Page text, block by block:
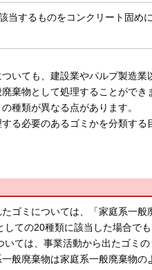
当するものをコンクリート固め
いても、建設業やパルプ製造業
棄物として処理することができ
種類が異なる点があります。
る必要のあるゴミかを分類する
ゴミについては、「家庭系一般
しての20種類に該当した場合で
ては、事業活動から出たゴミ
般廃棄物は家庭系一般廃棄物の